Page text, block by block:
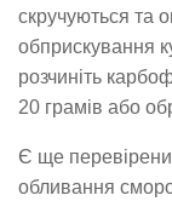
скручуються та
обприскування
розчиніть
20 грамів або
Є ще
обливання